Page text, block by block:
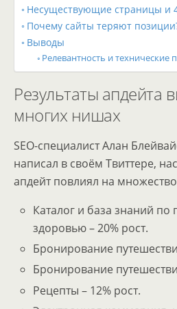
Несуществующие страницы и
Почему сайты теряют
Выводы
Релевантность и технические
Результаты апдейта
многих нишах
SEO-специалист Алан
написал в своём Твиттере,
апдейт повлиял на
Каталог и база знаний по
здоровью – 20% рост.
Бронирование
Бронирование
Рецепты – 12% рост.